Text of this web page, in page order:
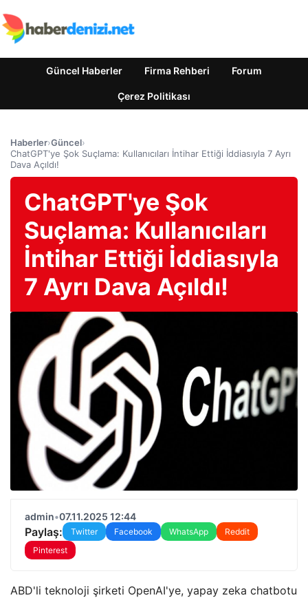
Güncel Haberler Firma Rehberi Forum
Çerez Politikası
Haberler›Güncel›
ChatGPT'ye Şok Suçlama: Kullanıcıları İntihar Ettiği İddiasıyla 7 Ayrı
Dava Açıldı!
ChatGPT'ye Şok
Suçlama: Kullanıcıları
İntihar Ettiği İddiasıyla
7 Ayrı Dava Açıldı!
admin•07.11.2025 12:44
Paylaş: Twitter Facebook WhatsApp
Reddit
Pinterest
ABD'li teknoloji şirketi OpenAI'ye, yapay zeka chatbotu